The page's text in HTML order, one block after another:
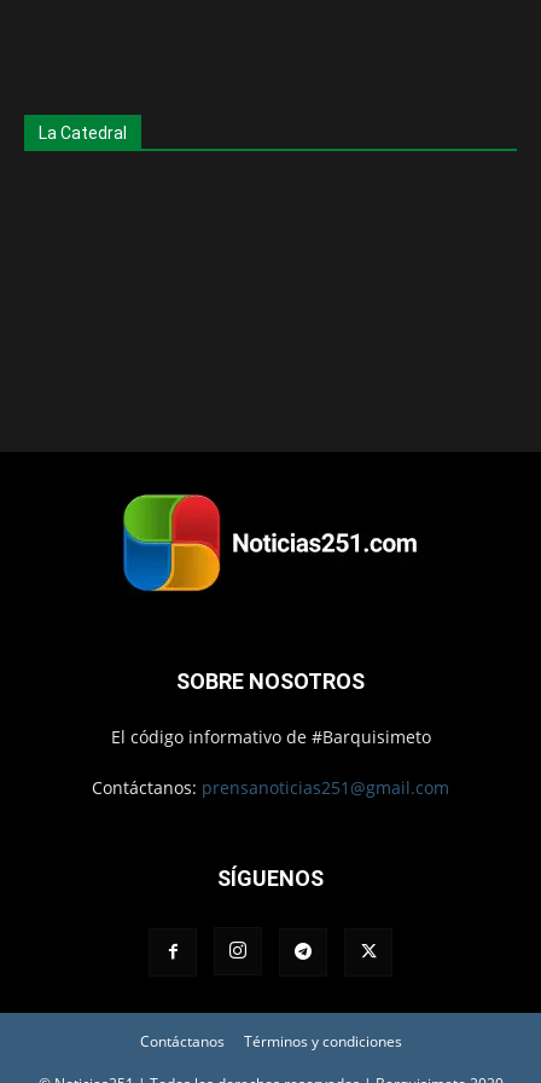
La Catedral
SOBRE NOSOTROS
El código informativo de #Barquisimeto
Contáctanos: prensanoticias251@gmail.com
SÍGUENOS
Contáctanos Términos y condiciones